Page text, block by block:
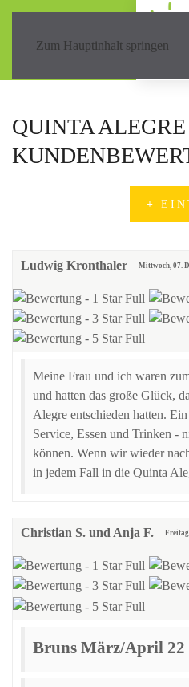
Zum Hauptinhalt springen
QUINTA ALEGRE
Ludwig Kronthaler Mittwoch, 07.
Meine Frau und ich waren
und hatten das große Glück,
Alegre entschieden hatten.
Service, Essen und Trinken -
können. Wenn wir wieder
in jedem Fall in die Quinta
Christian S. und Anja F.
Bruns März/April 22